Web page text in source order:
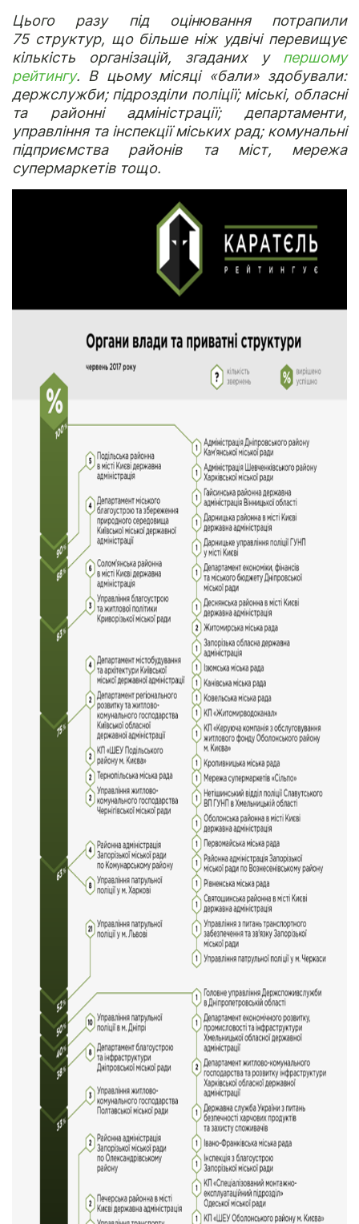
Цього разу під оцінювання потрапили
75 структур, що більше ніж удвічі перевищує
кількість організацій, згаданих у першому
рейтингу. В цьому місяці «бали» здобували:
держслужби; підрозділи поліції; міські, обласні
та районні адміністрації; департаменти,
управління та інспекції міських рад; комунальні
підприємства районів та міст, мережа
супермаркетів тощо.